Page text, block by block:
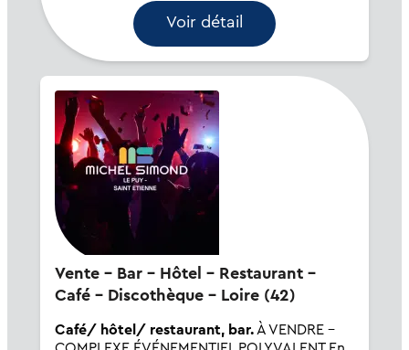
Voir détail
Vente - Bar - Hôtel - Restaurant -
Café - Discothèque - Loire (42)
Café/ hôtel/ restaurant, bar.À VENDRE –